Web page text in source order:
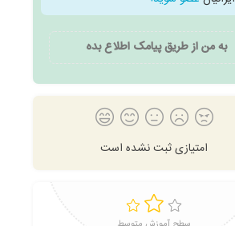
به من از طریق پیامک اطلاع بده
امتیازی ثبت نشده است